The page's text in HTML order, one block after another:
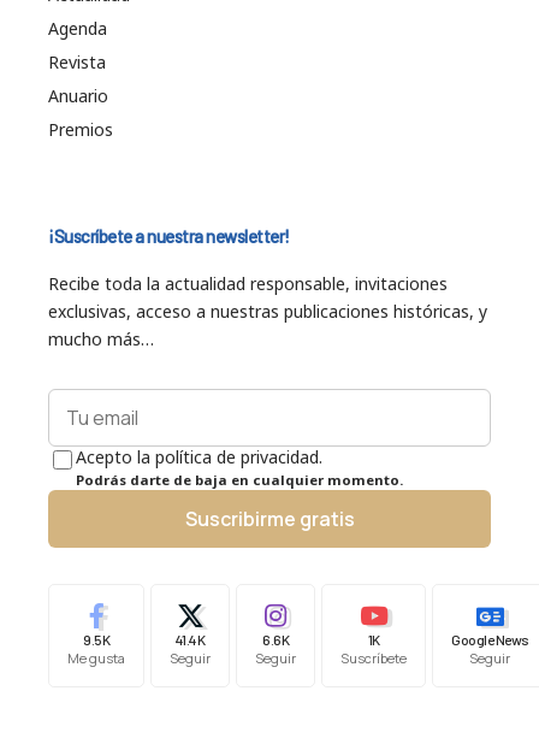
Agenda
Revista
Anuario
Premios
¡Suscríbete a nuestra newsletter!
Recibe toda la actualidad responsable, invitaciones
exclusivas, acceso a nuestras publicaciones históricas, y
mucho más…
Acepto la política de privacidad.
Podrás darte de baja en cualquier momento.
Suscribirme gratis
9.5K
Me gusta
41.4K
Seguir
6.6K
Seguir
1K
Suscríbete
Google News
Seguir